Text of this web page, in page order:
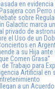
en
con Perro
sobre
Galactic marca
privado de
el Uso de un
en
a su Hija
Comen Grasa”
Trabajo para
Artificial en
a un